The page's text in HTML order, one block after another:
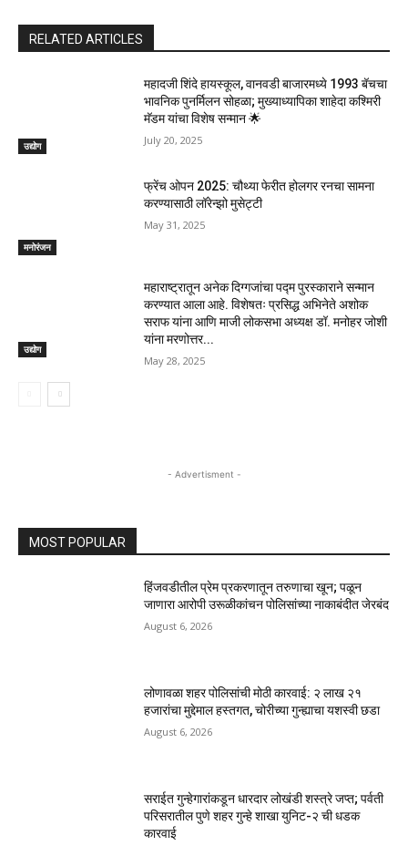
RELATED ARTICLES
उद्योग
महादजी शिंदे हायस्कूल, वानवडी बाजारमध्ये 1993 बॅचचा
भावनिक पुनर्मिलन सोहळा; मुख्याध्यापिका शाहेदा कश्मिरी
मॅडम यांचा विशेष सन्मान 🌟
July 20, 2025
मनोरंजन
फ्रेंच ओपन 2025: चौथ्या फेरीत होलगर रनचा सामना
करण्यासाठी लॉरेन्झो मुसेट्टी
May 31, 2025
उद्योग
महाराष्ट्रातून अनेक दिग्गजांचा पद्म पुरस्काराने सन्मान
करण्यात आला आहे. विशेषतः प्रसिद्ध अभिनेते अशोक
सराफ यांना आणि माजी लोकसभा अध्यक्ष डॉ. मनोहर जोशी
यांना मरणोत्तर...
May 28, 2025
- Advertisment -
MOST POPULAR
हिंजवडीतील प्रेम प्रकरणातून तरुणाचा खून; पळून
जाणारा आरोपी उरूळीकांचन पोलिसांच्या नाकाबंदीत जेरबंद
August 6, 2026
लोणावळा शहर पोलिसांची मोठी कारवाई: २ लाख २१
हजारांचा मुद्देमाल हस्तगत, चोरीच्या गुन्ह्याचा यशस्वी छडा
August 6, 2026
सराईत गुन्हेगारांकडून धारदार लोखंडी शस्त्रे जप्त; पर्वती
परिसरातील पुणे शहर गुन्हे शाखा युनिट-२ ची धडक
कारवाई